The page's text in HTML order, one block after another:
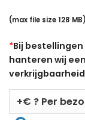
(max file size 128 MB)
*Bij
hanteren wij
verkrijgbaarheid